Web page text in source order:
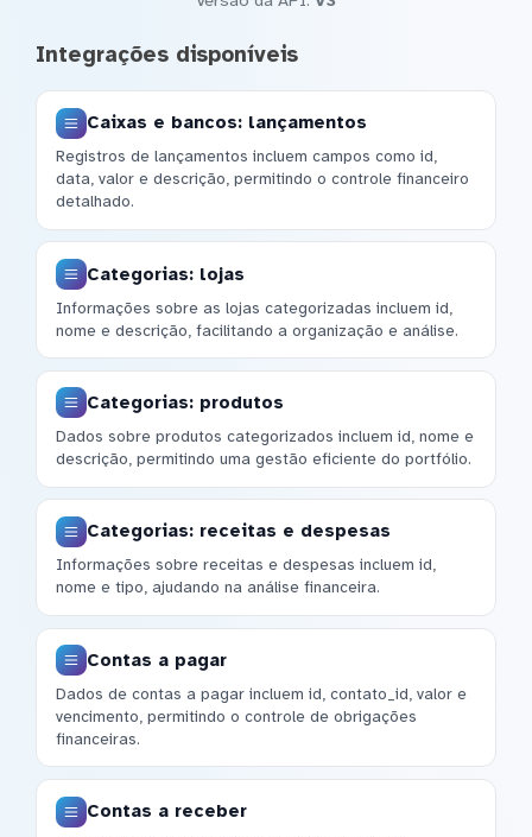
Integrações disponíveis
Caixas e bancos: lançamentos
Registros de lançamentos incluem campos como id,
data, valor e descrição, permitindo o controle financeiro
detalhado.
Categorias: lojas
Informações sobre as lojas categorizadas incluem id,
nome e descrição, facilitando a organização e análise.
Categorias: produtos
Dados sobre produtos categorizados incluem id, nome e
descrição, permitindo uma gestão eficiente do portfólio.
Categorias: receitas e despesas
Informações sobre receitas e despesas incluem id,
nome e tipo, ajudando na análise financeira.
Contas a pagar
Dados de contas a pagar incluem id, contato_id, valor e
vencimento, permitindo o controle de obrigações
financeiras.
Contas a receber